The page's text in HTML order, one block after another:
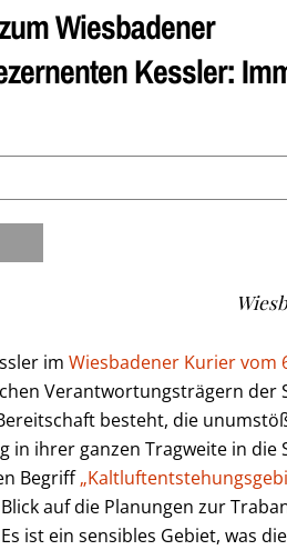
Wiesbadener
Kessler:
im Wiesbadener Kurier vom
Verantwortungsträgern der
besteht, die
in ihrer ganzen Tragweite in die
Begriff
auf die Planungen zur
ist ein sensibles Gebiet, was